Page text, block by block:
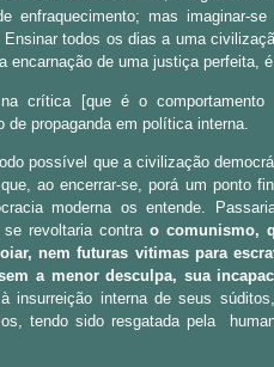
enfraquecimento; mas imaginar-
todos os dias a uma
encarnação de uma justiça perfeita,
crítica [que é o comportamento
de propaganda em política interna.
possível que a civilização
ao encerrar-se, porá um ponto
moderna os entende.
se revoltaria contrao comunismo,
nem futuras vitimas para
a menor desculpa, sua
insurreição interna de seus
tendo sido resgatada pela